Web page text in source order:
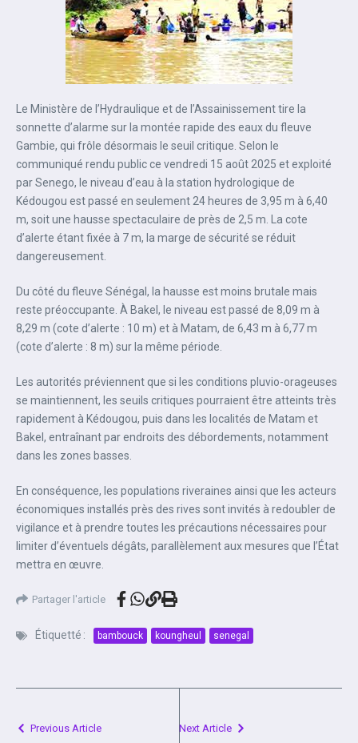
Le Ministère de l’Hydraulique et de l’Assainissement tire la
sonnette d’alarme sur la montée rapide des eaux du fleuve
Gambie, qui frôle désormais le seuil critique. Selon le
communiqué rendu public ce vendredi 15 août 2025 et exploité
par Senego, le niveau d’eau à la station hydrologique de
Kédougou est passé en seulement 24 heures de 3,95 m à 6,40
m, soit une hausse spectaculaire de près de 2,5 m. La cote
d’alerte étant fixée à 7 m, la marge de sécurité se réduit
dangereusement.
Du côté du fleuve Sénégal, la hausse est moins brutale mais
reste préoccupante. À Bakel, le niveau est passé de 8,09 m à
8,29 m (cote d’alerte : 10 m) et à Matam, de 6,43 m à 6,77 m
(cote d’alerte : 8 m) sur la même période.
Les autorités préviennent que si les conditions pluvio-orageuses
se maintiennent, les seuils critiques pourraient être atteints très
rapidement à Kédougou, puis dans les localités de Matam et
Bakel, entraînant par endroits des débordements, notamment
dans les zones basses.
En conséquence, les populations riveraines ainsi que les acteurs
économiques installés près des rives sont invités à redoubler de
vigilance et à prendre toutes les précautions nécessaires pour
limiter d’éventuels dégâts, parallèlement aux mesures que l’État
mettra en œuvre.
Partager l'article
Étiquetté : bambouck koungheul senegal
Previous Article Next Article